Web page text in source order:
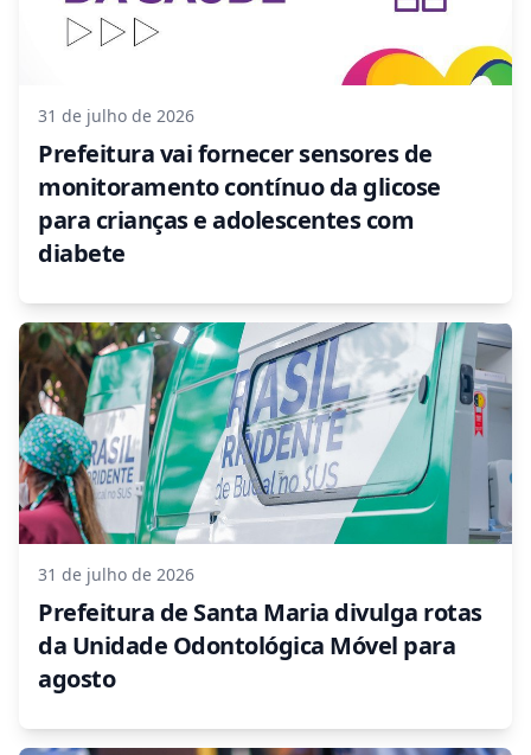
31 de julho de 2026
Prefeitura vai fornecer sensores de
monitoramento contínuo da glicose
para crianças e adolescentes com
diabete
31 de julho de 2026
Prefeitura de Santa Maria divulga rotas
da Unidade Odontológica Móvel para
agosto